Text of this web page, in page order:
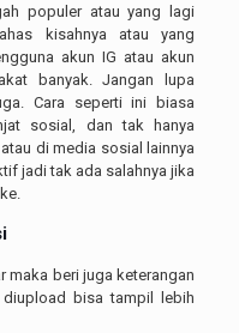
populer atau yang lagi
kisahnya atau yang
akun IG atau akun
banyak. Jangan lupa
Cara seperti ini biasa
sosial, dan tak hanya
di media sosial lainnya
jadi tak ada salahnya jika
maka beri juga keterangan
bisa tampil lebih